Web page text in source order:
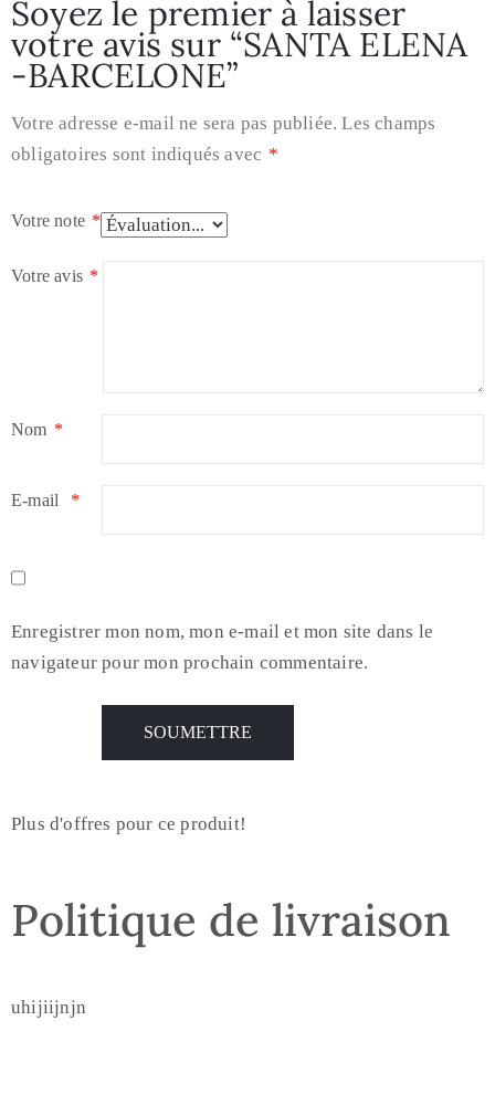
Soyez le premier à laisser
votre avis sur “SANTA ELENA
-BARCELONE”
Votre adresse e-mail ne sera pas publiée. Les champs
obligatoires sont indiqués avec *
Votre note *
Votre avis *
Nom *
E-mail *
Enregistrer mon nom, mon e-mail et mon site dans le
navigateur pour mon prochain commentaire.
Plus d'offres pour ce produit!
Politique de livraison
uhijiijnjn